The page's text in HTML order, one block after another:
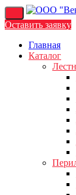
Перейти
к
содержимому
Оставить заявку
Главная
Каталог